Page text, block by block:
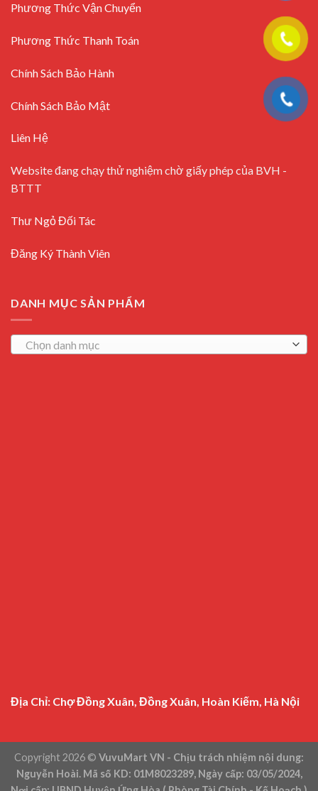
Phương Thức Vận Chuyển
Phương Thức Thanh Toán
Chính Sách Bảo Hành
Chính Sách Bảo Mật
Liên Hệ
Website đang chạy thử nghiệm chờ giấy phép của BVH -
BTTT
Thư Ngỏ Đối Tác
Đăng Ký Thành Viên
DANH MỤC SẢN PHẨM
Chọn danh mục
Địa Chỉ: Chợ Đồng Xuân, Đồng Xuân, Hoàn Kiếm, Hà Nội
Copyright 2026 © VuvuMart VN - Chịu trách nhiệm nội dung:
Nguyễn Hoài. Mã số KD: 01M8023289, Ngày cấp: 03/05/2024,